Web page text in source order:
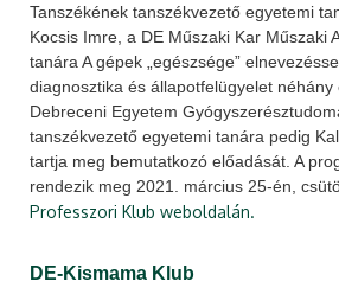
Tanszékének tanszékvezető egyetemi
Kocsis Imre, a DE Műszaki Kar Műszaki
tanára A gépek „egészsége”
diagnosztika és állapotfelügyelet
Debreceni Egyetem
tanszékvezető egyetemi tanára pedig
tartja meg bemutatkozó előadását. A
rendezik meg 2021. március 25-én,
Professzori Klub weboldalán.
DE-Kismama Klub